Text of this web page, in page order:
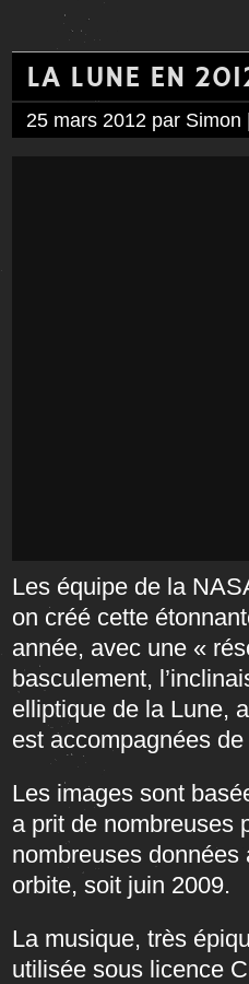
LA LUNE EN
25 mars 2012 par Simon
Les équipe de la
on créé cette
année, avec une «
basculement,
elliptique de la Lune,
est accompagnées
Les images sont
a prit de nombreuses
nombreuses données
orbite, soit juin 2009.
La musique, très
utilisée sous licence